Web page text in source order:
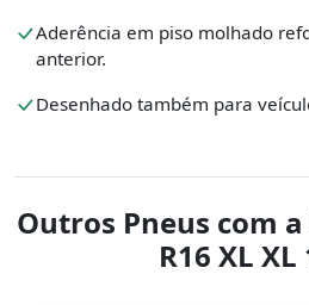
Aderência em piso molhado
anterior.
Desenhado também para
Outros Pneus com
R16 XL XL